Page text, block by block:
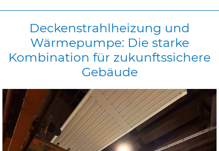
Deckenstrahlheizung und
Wärmepumpe: Die starke
Kombination für zukunftssichere
Gebäude